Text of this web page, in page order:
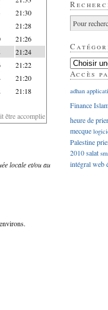
21:30
21:28
21:26
21:24
21:22
21:20
21:18
être accomplie
locale et/ou au
Accès
adhan
Finance
heure de
mecque
Palestine
2010salat
intégralweb